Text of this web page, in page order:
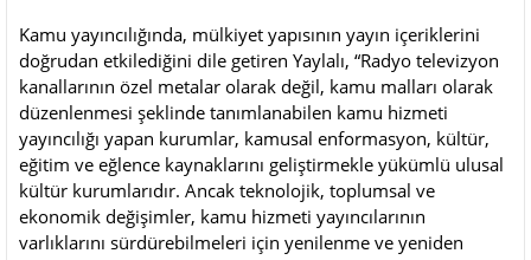
Kamu yayıncılığında, mülkiyet yapısının yayın içeriklerini
doğrudan etkilediğini dile getiren Yaylalı, “Radyo televizyon
kanallarının özel metalar olarak değil, kamu malları olarak
düzenlenmesi şeklinde tanımlanabilen kamu hizmeti
yayıncılığı yapan kurumlar, kamusal enformasyon, kültür,
eğitim ve eğlence kaynaklarını geliştirmekle yükümlü ulusal
kültür kurumlarıdır. Ancak teknolojik, toplumsal ve
ekonomik değişimler, kamu hizmeti yayıncılarının
varlıklarını sürdürebilmeleri için yenilenme ve yeniden